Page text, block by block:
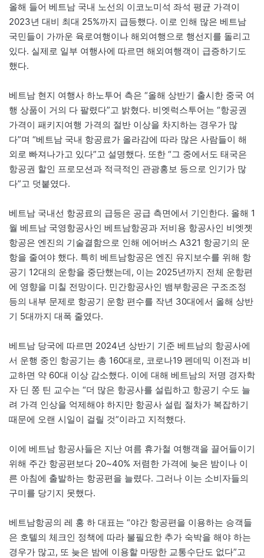
올해 들어 베트남 국내 노선의 이코노미석 좌석 평균 가격이
2023년 대비 최대 25%까지 급등했다. 이로 인해 많은 베트남
국민들이 가까운 육로여행이나 해외여행으로 행선지를 돌리고
있다. 실제로 일부 여행사에 따르면 해외여행객이 급증하기도
했다.
베트남 현지 여행사 하노투어 측은 “올해 상반기 출시한 중국 여
행 상품이 거의 다 팔렸다”고 밝혔다. 비엣럭스투어는 “항공권
가격이 패키지여행 가격의 절반 이상을 차지하는 경우가 많
다”며 “베트남 국내 항공료가 올라감에 따라 많은 사람들이 해
외로 빠져나가고 있다”고 설명했다. 또한 “그 중에서도 태국은
항공권 할인 프로모션과 적극적인 관광홍보 등으로 인기가 많
다”고 덧붙였다.
베트남 국내선 항공료의 급등은 공급 측면에서 기인한다. 올해 1
월 베트남 국영항공사인 베트남항공과 저비용 항공사인 비엣젯
항공은 엔진의 기술결함으로 인해 에어버스 A321 항공기의 운
항을 줄여야 했다. 특히 베트남항공은 엔진 유지보수를 위해 항
공기 12대의 운항을 중단했는데, 이는 2025년까지 전체 운항편
에 영향을 미칠 전망이다. 민간항공사인 뱀부항공은 구조조정
등의 내부 문제로 항공기 운항 편수를 작년 30대에서 올해 상반
기 5대까지 대폭 줄였다.
베트남 당국에 따르면 2024년 상반기 기준 베트남의 항공사에
서 운행 중인 항공기는 총 160대로, 코로나19 펜데믹 이전과 비
교하면 약 60대 이상 감소했다. 이에 대해 베트남의 저명 경자학
자 딘 쫑 틴 교수는 “더 많은 항공사를 설립하고 항공기 수도 늘
려 가격 인상을 억제해야 하지만 항공사 설립 절차가 복잡하기
때문에 오랜 시일이 걸릴 것”이라고 지적했다.
이에 베트남 항공사들은 지난 여름 휴가철 여행객을 끌어들이기
위해 주간 항공편보다 20~40% 저렴한 가격에 늦은 밤이나 이
른 아침에 출발하는 항공편을 늘렸다. 그러나 이는 소비자들의
구미를 당기지 못했다.
베트남항공의 레 홍 하 대표는 “야간 항공편을 이용하는 승객들
은 호텔의 체크인 정책에 따라 불필요한 추가 숙박을 해야 하는
경우가 많고, 또 늦은 밤에 이용할 마땅한 교통수단도 없다”고